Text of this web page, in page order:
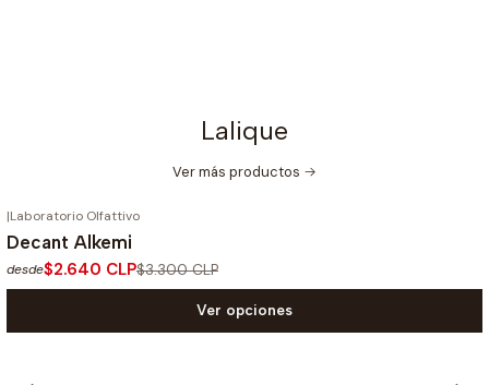
Lalique
Ver más productos
|Laboratorio Olfattivo
Decant Alkemi
desde$2.640 CLP$3.300 CLP
Ver opciones